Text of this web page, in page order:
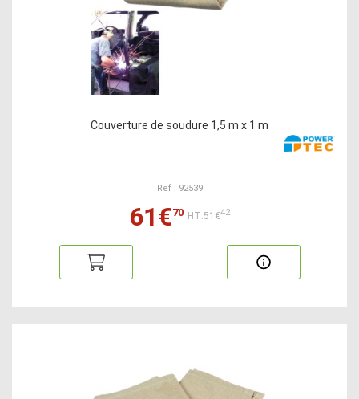
Couverture de soudure 1,5 m x 1 m
Ref : 92539
61€70 HT:51€42